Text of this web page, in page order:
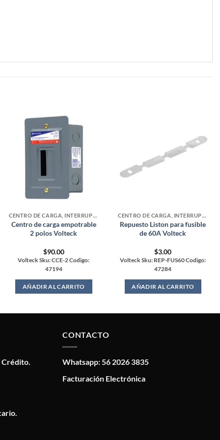
CENTRO DE CARGA, INTERRUPTORES Y FUSIBLES
Centro de carga empotrable
2 polos Volteck
$90.00
Volteck Sku: CCE-2 Codigo:
47194
AÑADIR AL CARRITO
CENTRO DE CARGA, INTERRUPTORES Y FUSIBLES
Repuesto Liston para fusible
de 60A Volteck
$3.00
Volteck Sku: REP-FUS60 Codigo:
47284
AÑADIR AL CARRITO
CONTACTO
Whatsapp: 56 2026 3835
Facturación Electrónica